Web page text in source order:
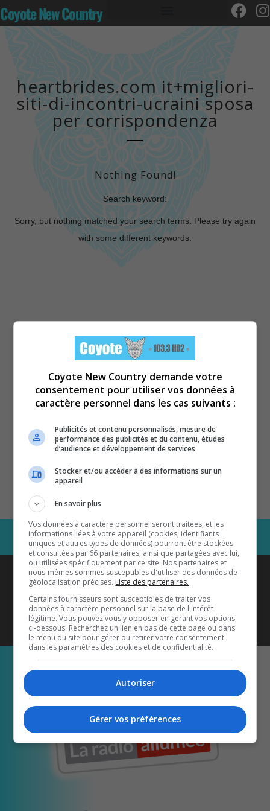
Coyote New Country
heartbrides.com it+migliori-
siti-di-incontri-ucraini sposa
per corrispondenza
Nothing Found!
Search keyword:
Sorry, but nothing matched your search terms. Please try again
with some different keywords.
Coyote New Countryest diffusé
également sur1033 HD2
Écoutez-nous aussi sur…
Coyote New Country demande votre
consentement pour utiliser vos données à
caractère personnel dans les cas suivants :
Publicités et contenu personnalisés, mesure de
performance des publicités et du contenu, études
d’audience et développement de services
Stocker et/ou accéder à des informations sur un
appareil
En savoir plus
Vos données à caractère personnel seront traitées, et les
informations liées à votre appareil (cookies, identifiants
uniques et autres types de données) pourront être stockées
et consultées par 66 partenaires, ainsi que partagées avec lui,
ou utilisées spécifiquement par ce site. Nos partenaires et
nous-mêmes sommes susceptibles d'utiliser des données de
géolocalisation précises. Liste des partenaires.
Certains fournisseurs sont susceptibles de traiter vos
données à caractère personnel sur la base de l'intérêt
légitime. Vous pouvez vous y opposer en gérant vos options
ci-dessous. Recherchez un lien en bas de cette page ou dans
le menu du site pour gérer ou retirer votre consentement
dans les paramètres des cookies et de confidentialité.
Autoriser
Gérer vos préférences